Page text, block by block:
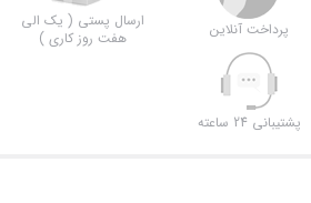
پرداخت آنلاین
ارسال پستی ( یک الی
هفت روز کاری )
پشتیبانی 24 ساعته